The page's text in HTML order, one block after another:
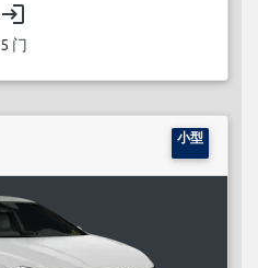
login
5 门
小型